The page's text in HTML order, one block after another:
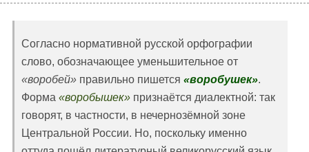
Согласно нормативной русской орфографии
слово, обозначающее уменьшительное от
«воробей» правильно пишется «воробушек».
Форма «воробышек» признаётся диалектной: так
говорят, в частности, в нечернозёмной зоне
Центральной России. Но, поскольку именно